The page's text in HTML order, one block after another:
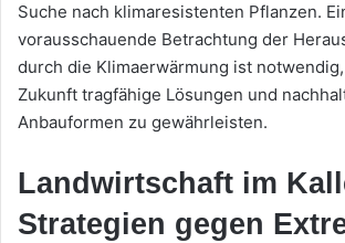
Suche nach klimaresistenten Pflanzen.
vorausschauende Betrachtung der
durch die Klimaerwärmung ist
Zukunft tragfähige Lösungen und
Anbauformen zu gewährleisten.
Landwirtschaft im
Strategien gegen